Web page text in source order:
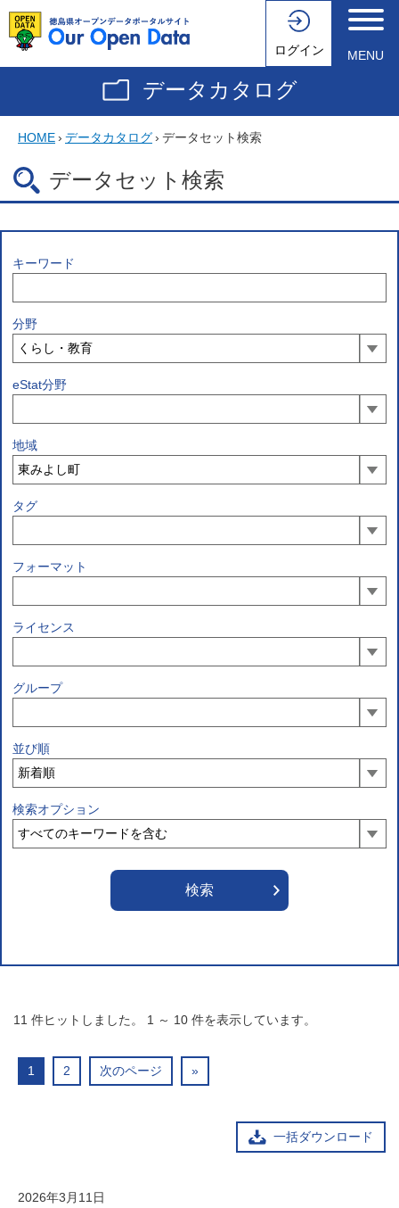
ログイン MENU
データカタログ
HOME› データカタログ› データセット検索
データセット検索
キーワード
分野
eStat分野
地域
タグ
フォーマット
ライセンス
グループ
並び順
検索オプション
11 件ヒットしました。 1 ～ 10 件を表示しています。
1 2 次のページ »
一括ダウンロード
2026年3月11日